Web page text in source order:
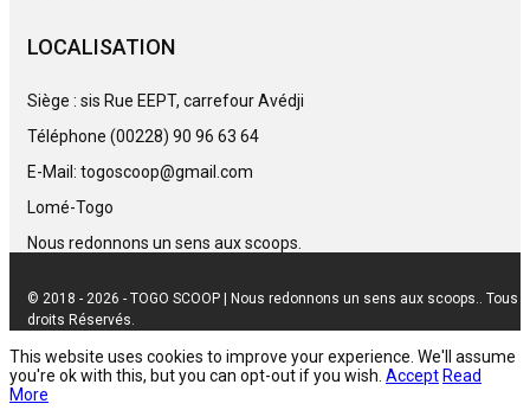
LOCALISATION
Siège : sis Rue EEPT, carrefour Avédji
Téléphone (00228) 90 96 63 64
E-Mail: togoscoop@gmail.com
Lomé-Togo
Nous redonnons un sens aux scoops.
© 2018 - 2026 - TOGO SCOOP | Nous redonnons un sens aux scoops.. Tous
droits Réservés.
This website uses cookies to improve your experience. We'll assume
you're ok with this, but you can opt-out if you wish. Accept Read
More